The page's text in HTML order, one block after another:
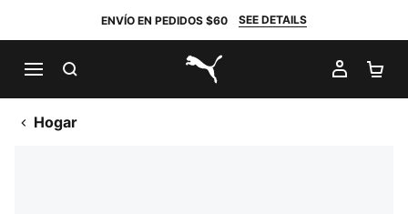
ENVÍO EN PEDIDOS $60 SEE DETAILS
PUMA.com
MI
Hogar